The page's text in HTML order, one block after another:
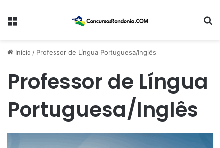
Menu
Início / Professor de Língua Portuguesa/Inglês
Professor de Língua
Portuguesa/Inglês